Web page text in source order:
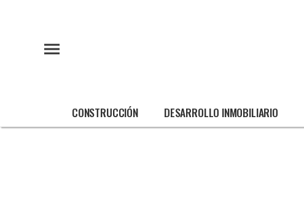
CONSTRUCCIÓN DESARROLLO INMOBILIARIO